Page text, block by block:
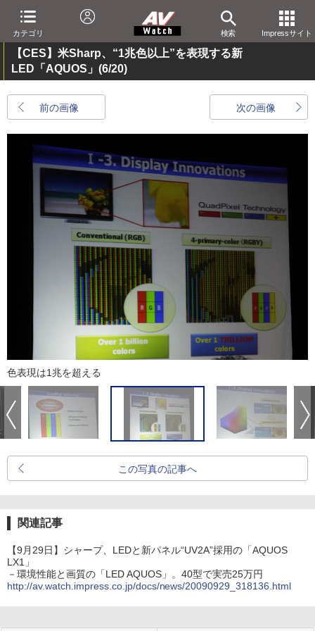
カテゴリ 検索 Impressサイト
【CES】米Sharp、“1兆色以上”を表現する新
LED「AQUOS」 (6/20)
前の画像 次の画像
色表現は1兆を超える
この写真の記事へ
関連記事
【9月29日】シャープ、LEDと新パネル“UV2A”採用の「AQUOS
LX1」
－環境性能と画質の「LED AQUOS」。40型で実売25万円
http://av.watch.impress.co.jp/docs/news/20090929_318136.html